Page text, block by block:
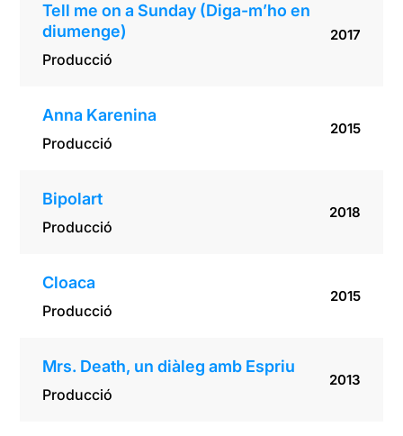
Tell me on a Sunday (Diga-m’ho en
diumenge)
Producció
2017
Anna Karenina
Producció
2015
Bipolart
Producció
2018
Cloaca
Producció
2015
Mrs. Death, un diàleg amb Espriu
Producció
2013